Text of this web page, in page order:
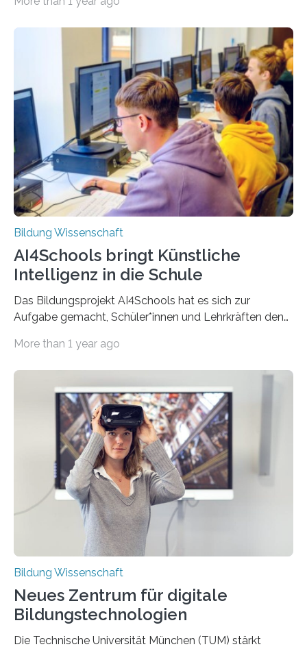
Unterricht an Schulen zu verbessern, ist Ziel des
Pädagogischer Hochschule Karlsruhe und Tübingen
School of Education. Vergangene Woche ging es
offiziell an den Start. Das Land Baden-Württemberg
hatte das Kooperationsprojekt ausgeschrieben und
stellt zunächst bis 2026 rund 2,4 Millionen Euro zur
Verfügung. Digitale Technologien im Schulunterricht
einzusetzen, kann viele Vorteile haben. Nicht zuletzt für
Lern- und Leistungsaufgaben…
Bildung Wissenschaft
AI4Schools bringt Künstliche
Intelligenz in die Schule
Das Bildungsprojekt AI4Schools hat es sich zur
Aufgabe gemacht, Schüler*innen und Lehrkräften den
Wissen über diese Technologie näher zu bringen. Am
offiziell die Schirmherrschaft für AI4Schools. Überreicht
wurde ihr die Urkunde in der Albert-Einstein-Schule in
Schwalbach am Taunus. AI4Schools ist ein Projekt der
Fraunhofer-Allianz Big Data und Künstliche Intelligenz,
der Roberta-Initiative des Fraunhofer-Instituts für
Intelligente Analyse- und Informationssysteme IAIS
und des Lamarr-Instituts…
More than 1 year ago
Bildung Wissenschaft
Neues Zentrum für digitale
Bildungstechnologien
Die Technische Universität München (TUM) stärkt